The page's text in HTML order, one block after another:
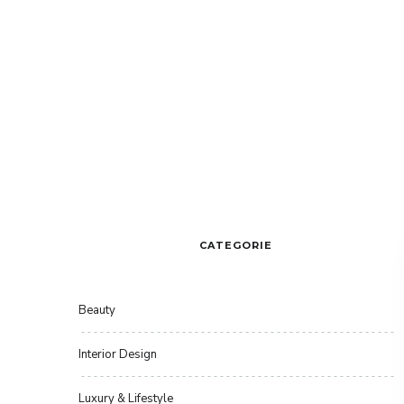
CATEGORIE
Beauty
Interior Design
Luxury & Lifestyle